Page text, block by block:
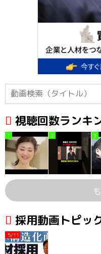
視聴回数ランキ
1 2 3
採用動画トピッ
5/11